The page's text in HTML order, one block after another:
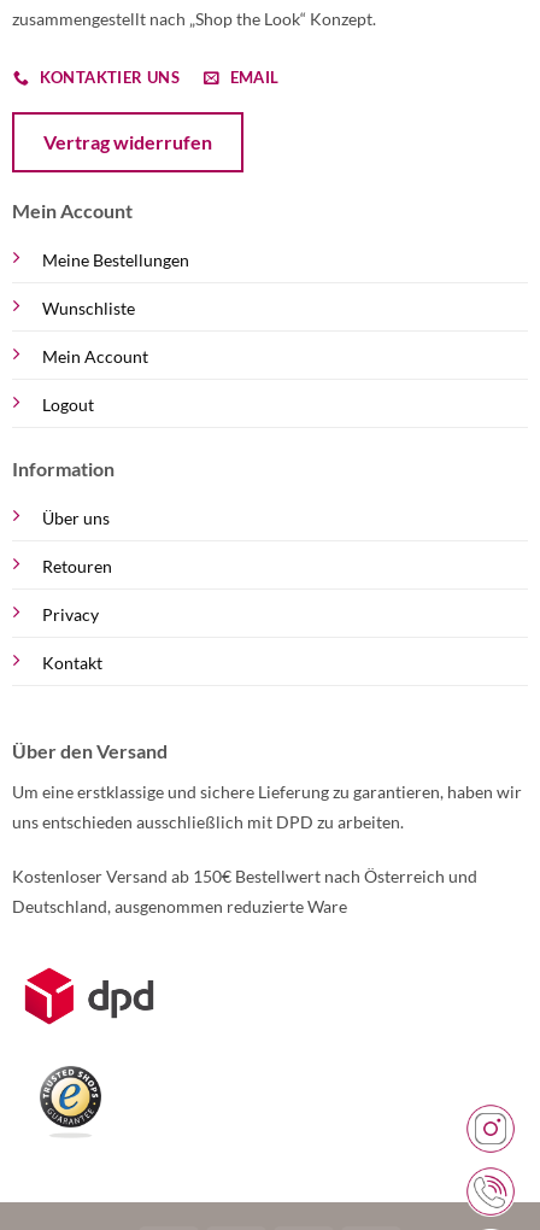
zusammengestellt nach „Shop the Look“ Konzept.
KONTAKTIER UNS EMAIL
Vertrag widerrufen
Mein Account
Meine Bestellungen
Wunschliste
Mein Account
Logout
Information
Über uns
Retouren
Privacy
Kontakt
Über den Versand
Um eine erstklassige und sichere Lieferung zu garantieren, haben wir
uns entschieden ausschließlich mit DPD zu arbeiten.
Kostenloser Versand ab 150€ Bestellwert nach Österreich und
Deutschland, ausgenommen reduzierte Ware
Weitere Informationen über den gesperrten Inhalt.